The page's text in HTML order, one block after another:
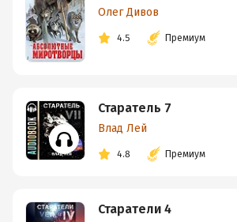
Олег Дивов
4.5 Премиум
Старатель 7
Влад Лей
4.8 Премиум
Старатели 4